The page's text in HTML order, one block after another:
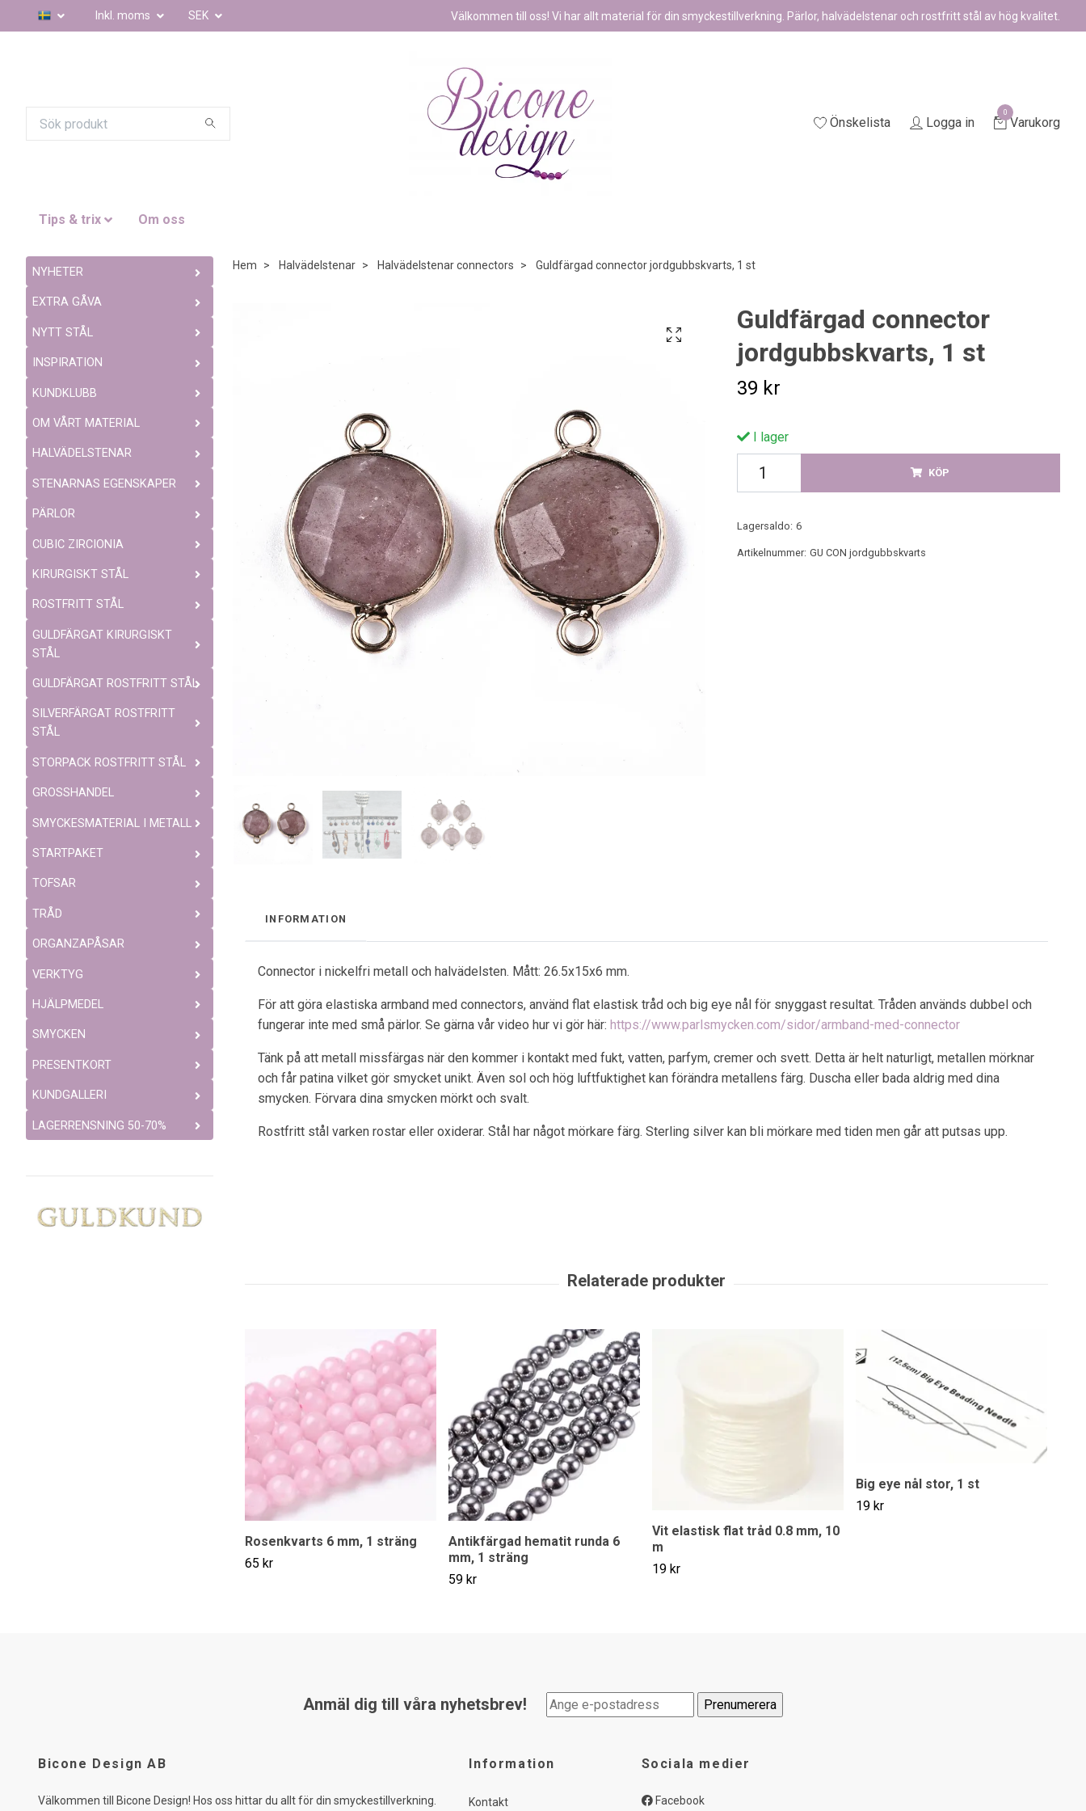
Inkl. moms SEK Välkommen till oss! Vi har allt material för din smyckestillverkning. Pärlor, halvädelstenar och rostfritt stål av hög kvalitet.
Önskelista Logga in
0
Varukorg
Tips & trix Om oss
NYHETER
EXTRA GÅVA
NYTT STÅL
INSPIRATION
KUNDKLUBB
OM VÅRT MATERIAL
HALVÄDELSTENAR
STENARNAS EGENSKAPER
PÄRLOR
CUBIC ZIRCIONIA
KIRURGISKT STÅL
ROSTFRITT STÅL
GULDFÄRGAT KIRURGISKT
STÅL
GULDFÄRGAT ROSTFRITT STÅL
SILVERFÄRGAT ROSTFRITT
STÅL
STORPACK ROSTFRITT STÅL
GROSSHANDEL
SMYCKESMATERIAL I METALL
STARTPAKET
TOFSAR
TRÅD
ORGANZAPÅSAR
VERKTYG
HJÄLPMEDEL
SMYCKEN
PRESENTKORT
KUNDGALLERI
LAGERRENSNING 50-70%
Hem Halvädelstenar Halvädelstenar connectors Guldfärgad connector jordgubbskvarts, 1 st
Guldfärgad connector
jordgubbskvarts, 1 st
39 kr
I lager
KÖP
Lagersaldo: 6
Artikelnummer: GU CON jordgubbskvarts
INFORMATION
Connector i nickelfri metall och halvädelsten. Mått: 26.5x15x6 mm.
För att göra elastiska armband med connectors, använd flat elastisk tråd och big eye nål för snyggast resultat. Tråden används dubbel och
fungerar inte med små pärlor. Se gärna vår video hur vi gör här: https://www.parlsmycken.com/sidor/armband-med-connector
Tänk på att metall missfärgas när den kommer i kontakt med fukt, vatten, parfym, cremer och svett. Detta är helt naturligt, metallen mörknar
och får patina vilket gör smycket unikt. Även sol och hög luftfuktighet kan förändra metallens färg. Duscha eller bada aldrig med dina
smycken. Förvara dina smycken mörkt och svalt.
Rostfritt stål varken rostar eller oxiderar. Stål har något mörkare färg. Sterling silver kan bli mörkare med tiden men går att putsas upp.
Rosenkvarts 6 mm, 1 sträng
65 kr
Antikfärgad hematit runda 6
mm, 1 sträng
59 kr
Vit elastisk flat tråd 0.8 mm, 10
m
19 kr
Big eye nål stor, 1 st
19 kr
Anmäl dig till våra nyhetsbrev!
Bicone Design AB
Välkommen till Bicone Design! Hos oss hittar du allt för din smyckestillverkning.
Information
Kontakt
Sociala medier
Facebook